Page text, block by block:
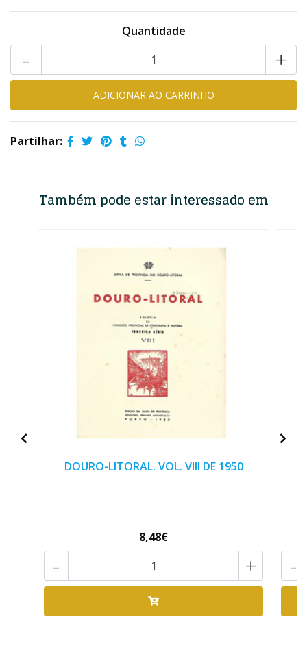
Quantidade
+
-
Partilhar:
Também pode estar interessado em
DOURO-LITORAL. VOL. VIII DE 1950
8,48€
+
- -